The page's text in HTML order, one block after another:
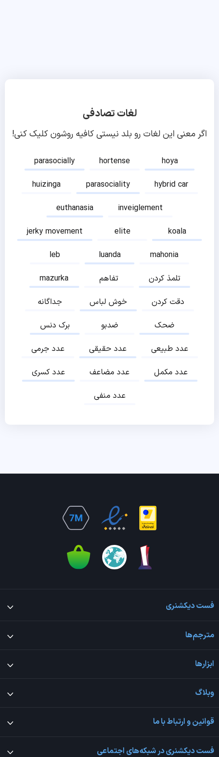
لغات تصادفی
اگر معنی این لغات رو بلد نیستی کافیه روشون کلیک کنی!
parasocially hortense
hoya
huizinga
parasociality
hybrid car
euthanasia
inveiglement
jerky movement
elite
koala
leb
luanda
mahonia
mazurka
تفاهم
تلمذ کردن
جداگانه
خوش لباس
دقت کردن
برک دنس
ضدبو
ضحک
عدد جرمی
عدد حقیقی
عدد طبیعی
عدد کسری
عدد مضاعف
عدد مکمل
عدد منفی
فست دیکشنری
مترجم‌ها
ابزارها
وبلاگ
قوانین و ارتباط با ما
فست دیکشنری در شبکه‌های اجتماعی